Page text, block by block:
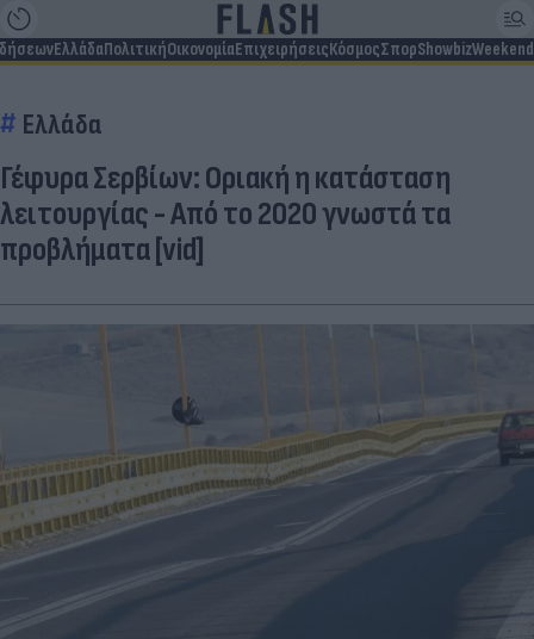
ΕλλάδαΠολιτικήΟικονομίαΕπιχειρήσειςΚόσμοςΣπορShowbizWeekend
Ελλάδα
Γέφυρα Σερβίων: Οριακή η κατάσταση
λειτουργίας - Από το 2020 γνωστά τα
προβλήματα [vid]